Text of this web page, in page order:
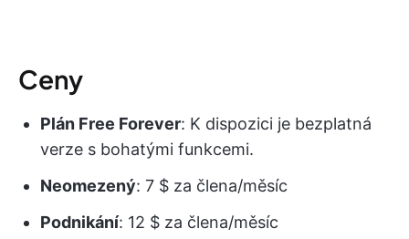
Ceny
Plán Free Forever: K dispozici je bezplatná
verze s bohatými funkcemi.
Neomezený: 7 $ za člena/měsíc
Podnikání: 12 $ za člena/měsíc